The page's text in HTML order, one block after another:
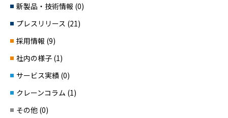
新製品・技術情報 (0)
プレスリリース (21)
採用情報 (9)
社内の様子 (1)
サービス実績 (0)
クレーンコラム (1)
その他 (0)